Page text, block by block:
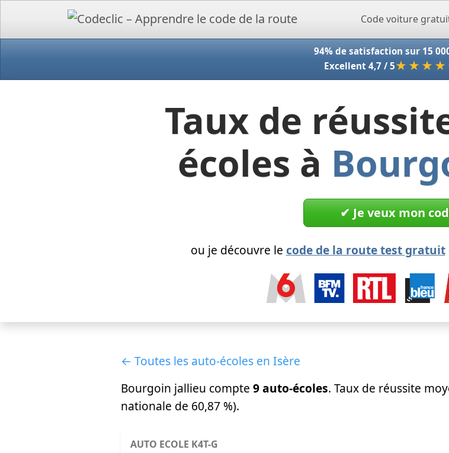
Accueil - CodeclicCode voiture
94% de satisfaction sur 15
Excellent 4,7 / 5★★★★
Taux de
écoles à
✔︎ Je veux mon
ou je découvre le code de la route test gratuit
← Toutes les auto-écoles en Isère
Bourgoin jallieu compte 9 auto-écoles. Taux de réussite
nationale de 60,87 %).
AUTO ECOLE K4T-G